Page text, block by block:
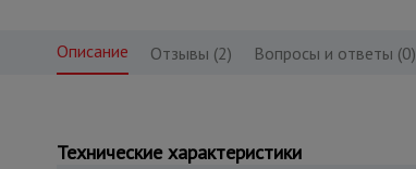
Описание Отзывы (2) Вопросы и ответы (0)
Технические характеристики